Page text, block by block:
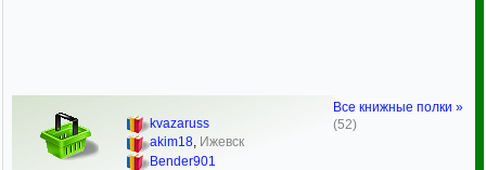
kvazaruss
akim18, Ижевск
Bender901
Все книжные полки »
(52)